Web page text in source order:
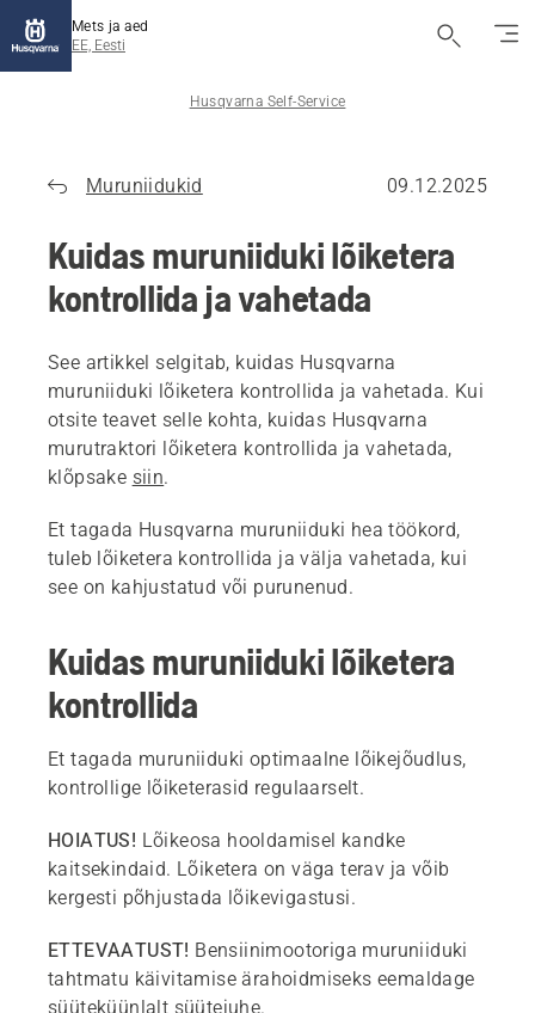
Mets ja aed
EE, Eesti
Husqvarna Self-Service
Muruniidukid 09.12.2025
Kuidas muruniiduki lõiketera
kontrollida ja vahetada
See artikkel selgitab, kuidas Husqvarna
muruniiduki lõiketera kontrollida ja vahetada. Kui
otsite teavet selle kohta, kuidas Husqvarna
murutraktori lõiketera kontrollida ja vahetada,
klõpsake siin.
Et tagada Husqvarna muruniiduki hea töökord,
tuleb lõiketera kontrollida ja välja vahetada, kui
see on kahjustatud või purunenud.
Kuidas muruniiduki lõiketera
kontrollida
Et tagada muruniiduki optimaalne lõikejõudlus,
kontrollige lõiketerasid regulaarselt.
HOIATUS! Lõikeosa hooldamisel kandke
kaitsekindaid. Lõiketera on väga terav ja võib
kergesti põhjustada lõikevigastusi.
ETTEVAATUST! Bensiinimootoriga muruniiduki
tahtmatu käivitamise ärahoidmiseks eemaldage
süüteküünlalt süütejuhe.